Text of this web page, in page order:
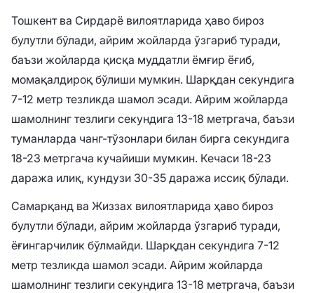
Тошкент ва Сирдарё вилоятларида ҳаво бироз
булутли бўлади, айрим жойларда ўзгариб туради,
баъзи жойларда қисқа муддатли ёмғир ёғиб,
момақалдироқ бўлиши мумкин. Шарқдан секундига
7-12 метр тезликда шамол эсади. Айрим жойларда
шамолнинг тезлиги секундига 13-18 метргача, баъзи
туманларда чанг-тўзонлари билан бирга секундига
18-23 метргача кучайиши мумкин. Кечаси 18-23
даража илиқ, кундузи 30-35 даража иссиқ бўлади.
Самарқанд ва Жиззах вилоятларида ҳаво бироз
булутли бўлади, айрим жойларда ўзгариб туради,
ёғингарчилик бўлмайди. Шарқдан секундига 7-12
метр тезликда шамол эсади. Айрим жойларда
шамолнинг тезлиги секундига 13-18 метргача, баъзи